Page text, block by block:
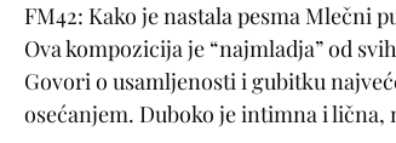
FM42: Kako je nastala pesma Mlečni
Ova kompozicija je “najmladja” od
Govori o usamljenosti i gubitku
osećanjem. Duboko je intimna i lična,